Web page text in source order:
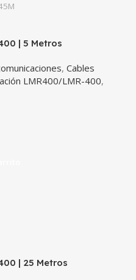
| 5 Metros
, Cables
LMR400/LMR-400,
| 25 Metros